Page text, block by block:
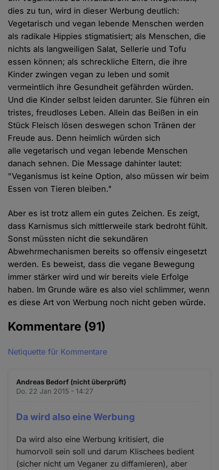
dies zu tun, wird in dieser Werbung deutlich:
Vegetarisch und vegan lebende Menschen werden
als radikale Hippies stigmatisiert; als Menschen, die
nichts als langweiligen Salat, Sellerie und Tofu
essen können; als schreckliche Eltern, die ihre
Kinder zwingen vegan zu leben und somit
vermeintlich ihre Gesundheit gefährden würden.
Und die Kinder selbst leiden darunter. Sie führen ein
tristes, freudloses Leben. Allein das Beißen in ein
Stück Fleisch lösen deswegen schon Tränen der
Freude aus. Denn heimlich würden sich
alle vegetarisch und vegan lebende Menschen
danach sehnen. Die Message dahinter lautet:
"Veganismus ist keine Option, also müssen wir beim
Essen von Tieren bleiben."
Aber es ist trotz allem ein gutes Zeichen. Es zeigt,
dass Karnismus sich mittlerweile stark bedroht fühlt.
Sonst müssten nicht die sekundären
Abwehrmechanismen bereits so offensiv eingesetzt
werden. Es beweist, dass die vegane Bewegung
immer stärker wird und wir bereits viele Erfolge
haben. Im Grunde wäre es also viel schlimmer, wenn
es diese Art von Werbung noch nicht geben würde.
Kommentare (91)
Netiquette für Kommentare
Andreas Bedorf (nicht überprüft)
Do. 22 Jan 2015 - 14:27
Da wird also eine Werbung
Da wird also eine Werbung kritisiert, die
humorvoll sein soll und darum Klischees bedient
(sicher nicht um Veganer zu diffamieren), aber